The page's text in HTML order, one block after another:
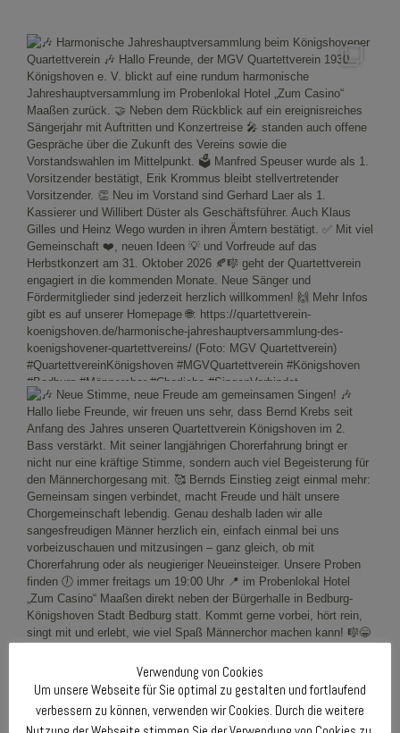
Verwendung von Cookies
Um unsere Webseite für Sie optimal zu gestalten und fortlaufend
verbessern zu können, verwenden wir Cookies. Durch die weitere